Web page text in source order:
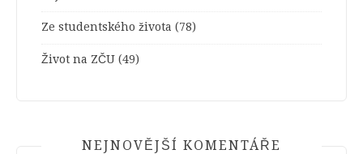
Ze studentského života (78)
Život na ZČU (49)
NEJNOVĚJŠÍ KOMENTÁŘE